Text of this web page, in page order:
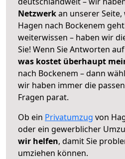
Netzwerkan unserer
Hagen nach Bockenem
weiterwissen – haben wir
Sie! Wenn Sie Antworten
was kostet überhaupt
nach Bockenem – dann
wir haben immer die
Fragen parat.
Ob ein Privatumzug von
oder ein gewerblicher
wir helfen, damit Sie
umziehen können.